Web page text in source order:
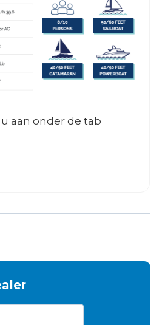
aan onder de tab